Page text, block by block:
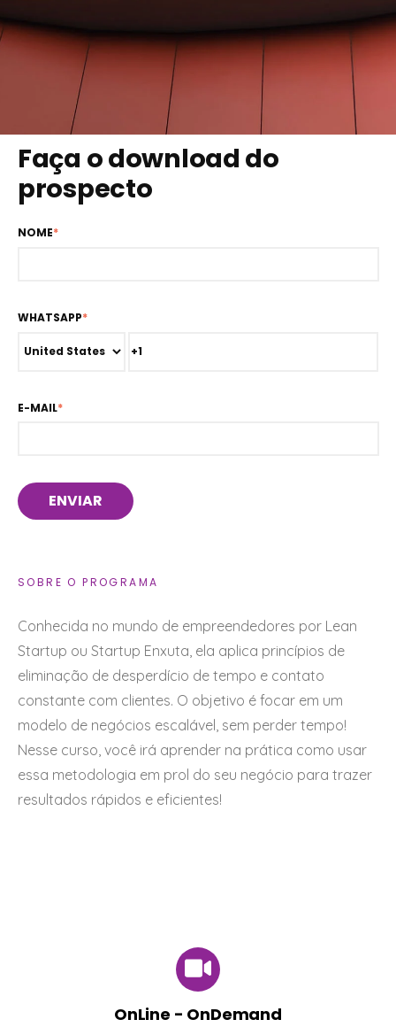
Faça o download do
prospecto
NOME*
WHATSAPP*
E-MAIL*
SOBRE O PROGRAMA
Conhecida no mundo de empreendedores por Lean
Startup ou Startup Enxuta, ela aplica princípios de
eliminação de desperdício de tempo e contato
constante com clientes. O objetivo é focar em um
modelo de negócios escalável, sem perder tempo!
Nesse curso, você irá aprender na prática como usar
essa metodologia em prol do seu negócio para trazer
resultados rápidos e eficientes!
OnLine - OnDemand